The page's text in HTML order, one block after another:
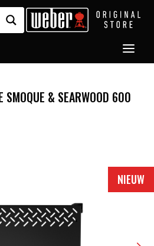
SMOQUE & SEARWOOD 600
NIEUW